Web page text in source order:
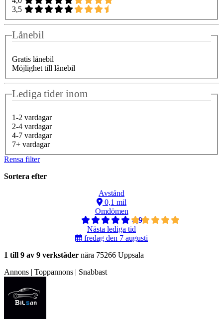
3,5
Lånebil
Gratis lånebil
Möjlighet till lånebil
Lediga tider inom
1-2 vardagar
2-4 vardagar
4-7 vardagar
7+ vardagar
Rensa filter
Sortera efter
Avstånd
0,1 mil
Omdömen
4,9
Nästa lediga tid
fredag den 7 augusti
1 till 9 av 9 verkstäder nära 75266 Uppsala
Annons | Toppannons | Snabbast